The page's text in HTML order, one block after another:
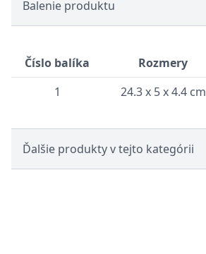
Balenie produktu
Číslo balíka Rozmery
1
24.3 x 5 x 4.4 cm
Ďalšie produkty v tejto kategórii